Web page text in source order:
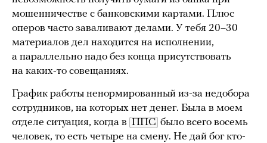
мошенничестве с банковскими картами. Плюс
оперов часто заваливают делами. У тебя 20–30
материалов дел находится на исполнении,
а параллельно надо без конца присутствовать
на каких-то совещаниях.
График работы ненормированный из-за недобора
сотрудников, на которых нет денег. Была в моем
отделе ситуация, когда в ППС было всего восемь
человек, то есть четыре на смену. Не дай бог кто-